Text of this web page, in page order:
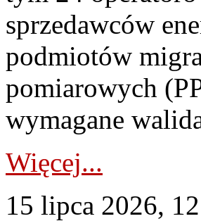
sprzedawców
podmiotów
pomiarowych
wymagane
Więcej...
15 lipca 2026,